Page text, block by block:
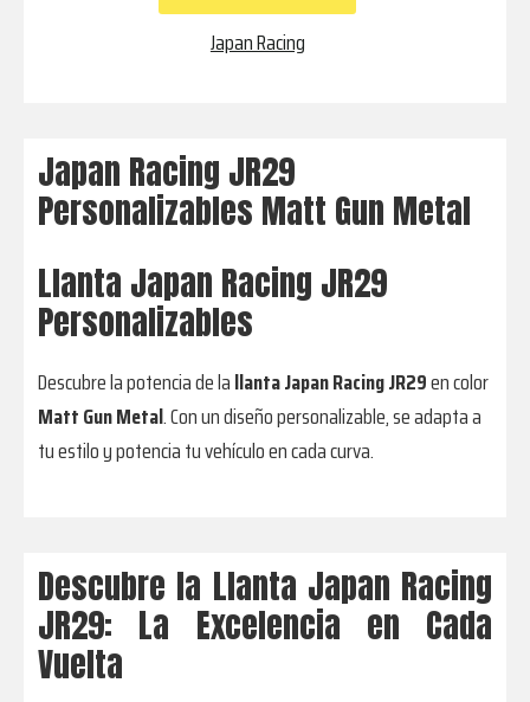
Japan Racing
Japan Racing JR29
Personalizables Matt Gun Metal
Llanta Japan Racing JR29
Personalizables
Descubre la potencia de lallanta Japan Racing JR29en color
Matt Gun Metal. Con un diseño personalizable, se adapta a
tu estilo y potencia tu vehículo en cada curva.
Descubre la Llanta Japan Racing
JR29: La Excelencia en Cada
Vuelta